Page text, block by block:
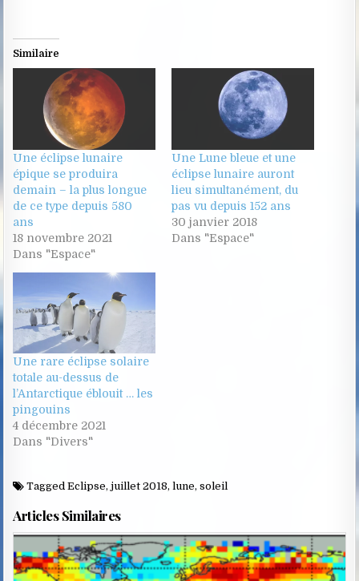
Similaire
Une éclipse lunaire
épique se produira
demain – la plus longue
de ce type depuis 580
ans
18 novembre 2021
Dans "Espace"
Une Lune bleue et une
éclipse lunaire auront
lieu simultanément, du
pas vu depuis 152 ans
30 janvier 2018
Dans "Espace"
Une rare éclipse solaire
totale au-dessus de
l’Antarctique éblouit … les
pingouins
4 décembre 2021
Dans "Divers"
TaggedEclipse,juillet 2018,lune,soleil
Articles Similaires
Posted